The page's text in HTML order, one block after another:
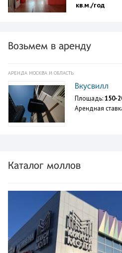
кв.м./год
Возьмем в аренду
АРЕНДА МОСКВА И ОБЛАСТЬ
Вкусвилл
Площадь:150-
Арендная
Каталог моллов